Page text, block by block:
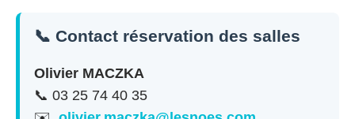
📞 Contact réservation des salles
Olivier MACZKA
📞 03 25 74 40 35